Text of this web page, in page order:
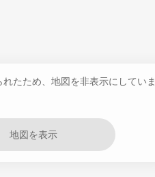
たため、地図を非表示にしていま
地図を表示